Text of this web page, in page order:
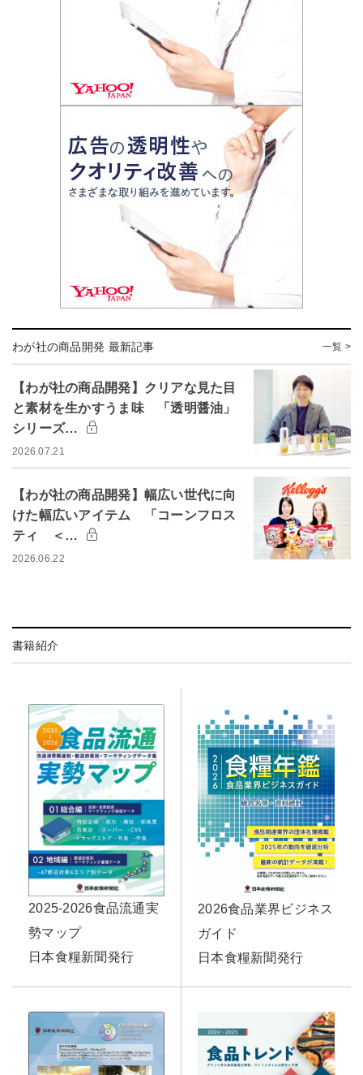
わが社の商品開発 最新記事 一覧 >
【わが社の商品開発】クリアな見た目
と素材を生かすうま味 「透明醤油」
シリーズ…
2026.07.21
【わが社の商品開発】幅広い世代に向
けた幅広いアイテム 「コーンフロス
ティ ＜…
2026.06.22
書籍紹介
2025-2026食品流通実
勢マップ
日本食糧新聞発行
2026食品業界ビジネス
ガイド
日本食糧新聞発行